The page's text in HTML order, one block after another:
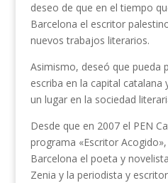
deseo de que en el tiempo
Barcelona el escritor
nuevos trabajos literarios.
Asimismo, deseó que pueda
escriba en la capital catalana
un lugar en la sociedad
Desde que en 2007 el PEN
programa «Escritor
Barcelona el poeta y
Zenia y la periodista y